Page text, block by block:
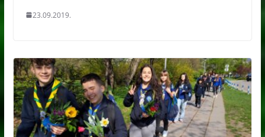
23.09.2019.